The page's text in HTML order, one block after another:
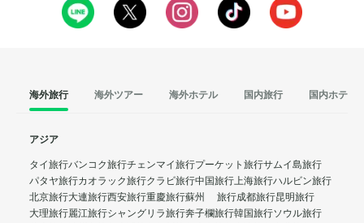
海外旅行 海外ツアー 海外ホテル 国内旅行 国内ホテル
アジア
タイ旅行バンコク旅行チェンマイ旅行プーケット旅行サムイ島旅行
パタヤ旅行カオラック旅行クラビ旅行中国旅行上海旅行ハルビン旅行
北京旅行大連旅行西安旅行重慶旅行蘇州 旅行成都旅行昆明旅行
大理旅行麗江旅行シャングリラ旅行奔子欄旅行韓国旅行ソウル旅行